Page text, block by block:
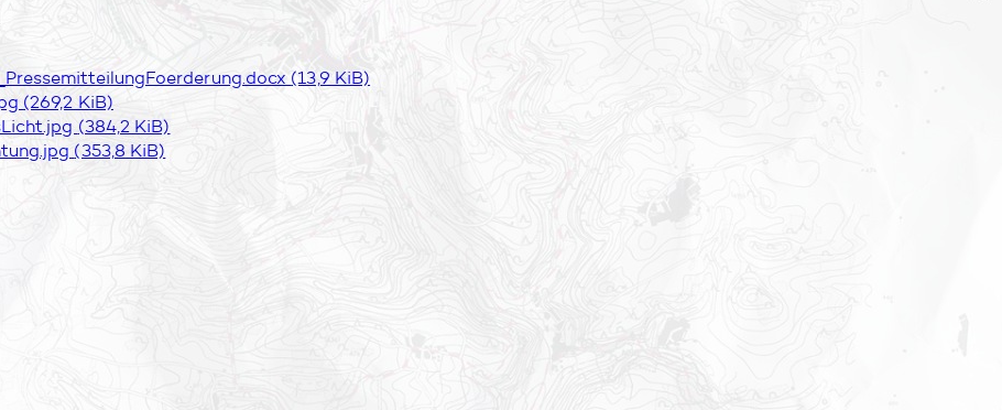
(13,9 KiB)
(269,2 KiB)
(384,2 KiB)
(353,8 KiB)